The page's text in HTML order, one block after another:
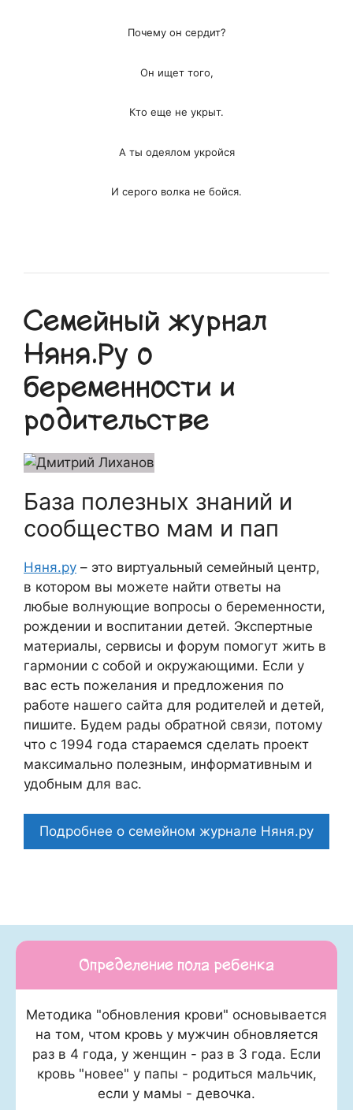
Почему он сердит?
Он ищет того,
Кто еще не укрыт.
А ты одеялом укройся
И серого волка не бойся.
Семейный журнал
Няня.Ру о
беременности и
родительстве
База полезных знаний и
сообщество мам и пап
Няня.ру – это виртуальный семейный центр,
в котором вы можете найти ответы на
любые волнующие вопросы о беременности,
рождении и воспитании детей. Экспертные
материалы, сервисы и форум помогут жить в
гармонии с собой и окружающими. Если у
вас есть пожелания и предложения по
работе нашего сайта для родителей и детей,
пишите. Будем рады обратной связи, потому
что c 1994 года стараемся сделать проект
максимально полезным, информативным и
удобным для вас.
Подробнее о семейном журнале Няня.ру
Определение пола ребенка
Методика "обновления крови" основывается
на том, чтом кровь у мужчин обновляется
раз в 4 года, у женщин - раз в 3 года. Если
кровь "новее" у папы - родиться мальчик,
если у мамы - девочка.